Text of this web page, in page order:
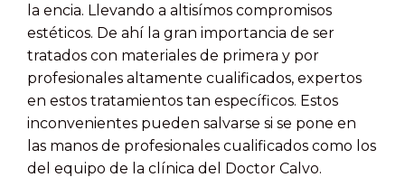
la encia. Llevando a altisímos compromisos
estéticos. De ahí la gran importancia de ser
tratados con materiales de primera y por
profesionales altamente cualificados, expertos
en estos tratamientos tan específicos. Estos
inconvenientes pueden salvarse si se pone en
las manos de profesionales cualificados como los
del equipo de la clínica del Doctor Calvo.